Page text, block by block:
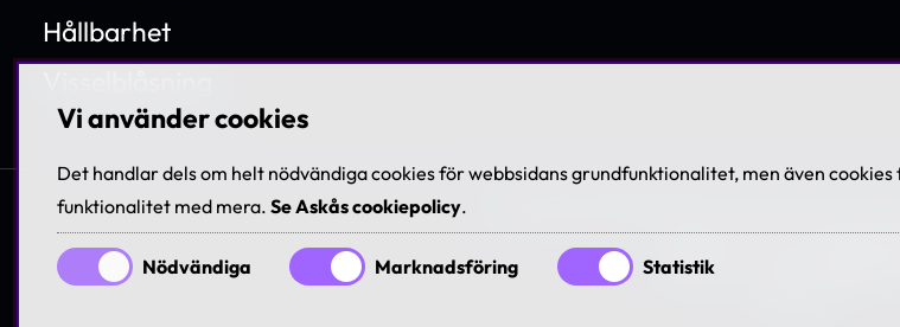
Hållbarhet
Vi använder cookies
Det handlar dels om helt nödvändiga cookies för webbsidans grundfunktionalitet, men även
funktionalitet med mera. Se Askås cookiepolicy.
Nödvändiga Marknadsföring Statistik